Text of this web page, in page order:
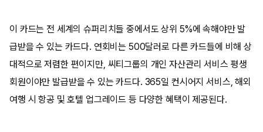
이 카드는 전 세계의 슈퍼리치들 중에서도 상위 5%에 속해야만 발
급받을 수 있는 카드다. 연회비는 500달러로 다른 카드들에 비해 상
대적으로 저렴한 편이지만, 씨티그룹의 개인 자산관리 서비스 평생
회원이야만 발급받을 수 있는 카드다. 365일 컨시어지 서비스, 해외
여행 시 항공 및 호텔 업그레이드 등 다양한 혜택이 제공된다.